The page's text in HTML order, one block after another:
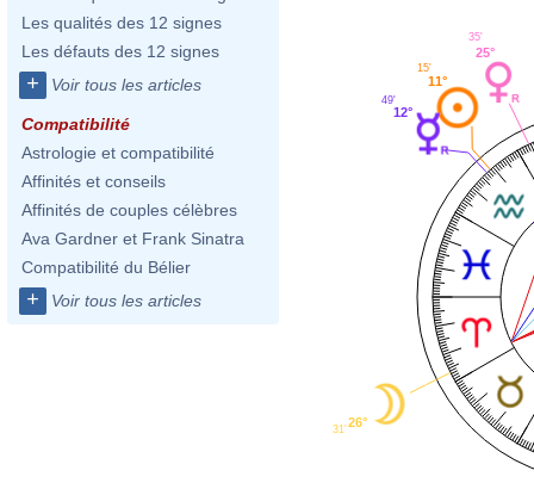
Les qualités des 12 signes
Les défauts des 12 signes
+ Voir tous les articles
Compatibilité
Astrologie et compatibilité
Affinités et conseils
Affinités de couples célèbres
Ava Gardner et Frank Sinatra
Compatibilité du Bélier
+ Voir tous les articles
25°
35'
11°
15'
12°
49'
26°
31'